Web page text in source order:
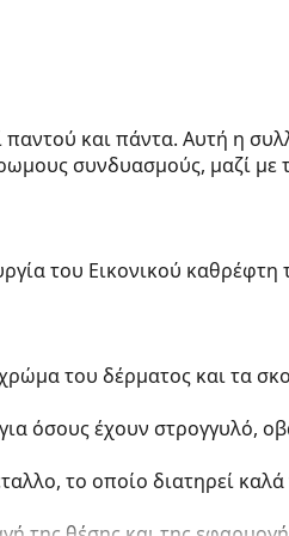
παντού και πάντα. Αυτή η
συνδυασμούς, μαζί με
του Εικονικού καθρέφτη
του δέρματος και τα
όσους έχουν στρογγυλό,
το οποίο διατηρεί καλά